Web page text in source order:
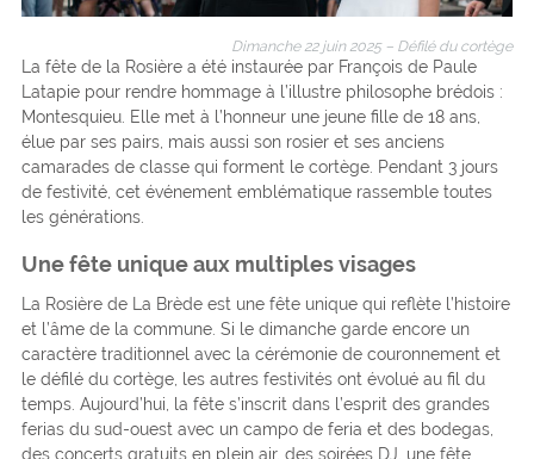
Dimanche 22 juin 2025 – Défilé du cortège
La fête de la Rosière a été instaurée par François de Paule
Latapie pour rendre hommage à l’illustre philosophe brédois :
Montesquieu. Elle met à l’honneur une jeune fille de 18 ans,
élue par ses pairs, mais aussi son rosier et ses anciens
camarades de classe qui forment le cortège. Pendant 3 jours
de festivité, cet événement emblématique rassemble toutes
les générations.
Une fête unique aux multiples visages
La Rosière de La Brède est une fête unique qui reflète l’histoire
et l’âme de la commune. Si le dimanche garde encore un
caractère traditionnel avec la cérémonie de couronnement et
le défilé du cortège, les autres festivités ont évolué au fil du
temps. Aujourd’hui, la fête s’inscrit dans l’esprit des grandes
ferias du sud-ouest avec un campo de feria et des bodegas,
des concerts gratuits en plein air, des soirées DJ, une fête